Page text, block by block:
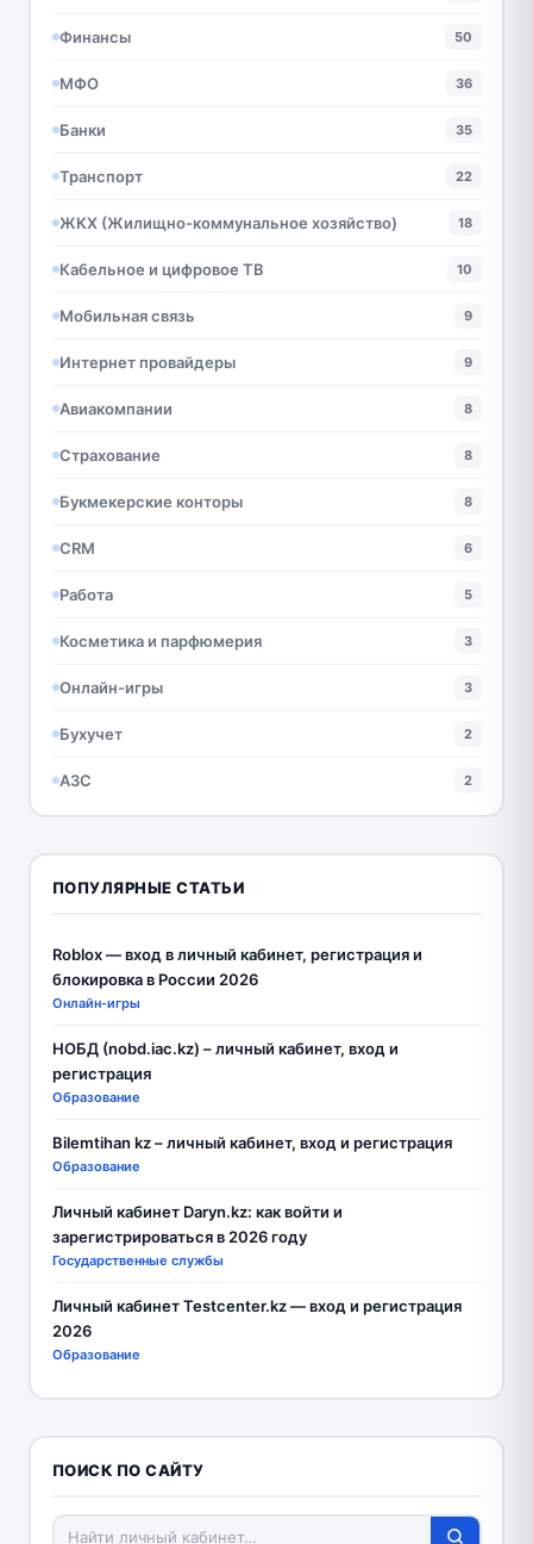
Финансы 50
МФО 36
Банки 35
Транспорт 22
ЖКХ (Жилищно-коммунальное хозяйство) 18
Кабельное и цифровое ТВ 10
Мобильная связь 9
Интернет провайдеры 9
Авиакомпании 8
Страхование 8
Букмекерские конторы 8
CRM 6
Работа 5
Косметика и парфюмерия 3
Онлайн-игры 3
Бухучет 2
АЗС 2
ПОПУЛЯРНЫЕ СТАТЬИ
Roblox — вход в личный кабинет, регистрация и
блокировка в России 2026
Онлайн-игры
НОБД (nobd.iac.kz) – личный кабинет, вход и
регистрация
Образование
Bilemtihan kz – личный кабинет, вход и регистрация
Образование
Личный кабинет Daryn.kz: как войти и
зарегистрироваться в 2026 году
Государственные службы
Личный кабинет Testcenter.kz — вход и регистрация
2026
Образование
ПОИСК ПО САЙТУ